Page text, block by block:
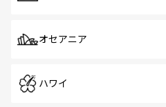
オセアニア
ハワイ